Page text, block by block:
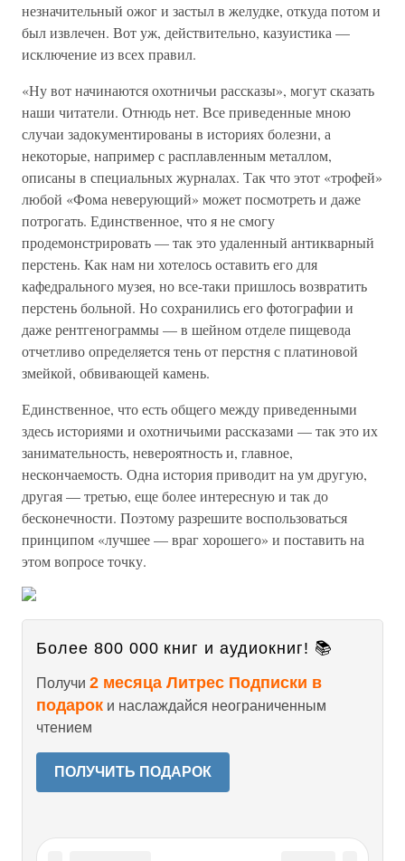
незначительный ожог и застыл в желудке, откуда потом и
был извлечен. Вот уж, действительно, казуистика —
исключение из всех правил.
«Ну вот начинаются охотничьи рассказы», могут сказать
наши читатели. Отнюдь нет. Все приведенные мною
случаи задокументированы в историях болезни, а
некоторые, например с расплавленным металлом,
описаны в специальных журналах. Так что этот «трофей»
любой «Фома неверующий» может посмотреть и даже
потрогать. Единственное, что я не смогу
продемонстрировать — так это удаленный антикварный
перстень. Как нам ни хотелось оставить его для
кафедрального музея, но все-таки пришлось возвратить
перстень больной. Но сохранились его фотографии и
даже рентгенограммы — в шейном отделе пищевода
отчетливо определяется тень от перстня с платиновой
змейкой, обвивающей камень.
Единственное, что есть общего между приведенными
здесь историями и охотничьими рассказами — так это их
занимательность, невероятность и, главное,
нескончаемость. Одна история приводит на ум другую,
другая — третью, еще более интересную и так до
бесконечности. Поэтому разрешите воспользоваться
принципом «лучшее — враг хорошего» и поставить на
этом вопросе точку.
Более 800 000 книг и аудиокниг! 📚
Получи 2 месяца Литрес Подписки в
подарок и наслаждайся неограниченным
чтением
ПОЛУЧИТЬ ПОДАРОК